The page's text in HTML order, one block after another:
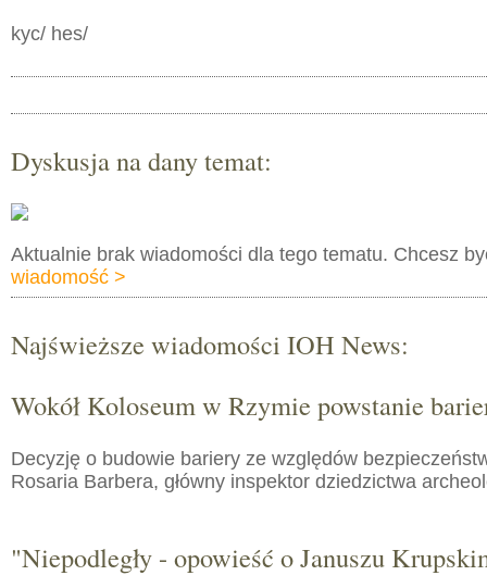
kyc/ hes/
Dyskusja na dany temat:
Aktualnie brak wiadomości dla tego tematu. Chcesz
wiadomość >
Najświeższe wiadomości IOH News:
Wokół Koloseum w Rzymie powstanie
Decyzję o budowie bariery ze względów
Rosaria Barbera, główny inspektor dziedzictwa
"Niepodległy - opowieść o Januszu